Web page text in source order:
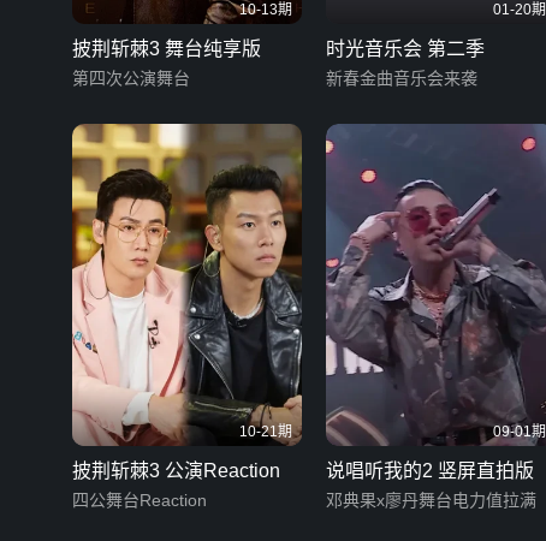
10-13期
披荆斩棘3 舞台纯享版
第四次公演舞台
01-20期
时光音乐会 第二季
新春金曲音乐会来袭
10-21期
披荆斩棘3 公演Reaction
四公舞台Reaction
09-01期
说唱听我的2 竖屏直拍版
邓典果x廖丹舞台电力值拉满